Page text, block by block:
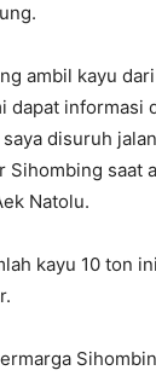
ambil kayu
dapat informasi
disuruh
Sihombing saat
Natolu.
kayu 10 ton